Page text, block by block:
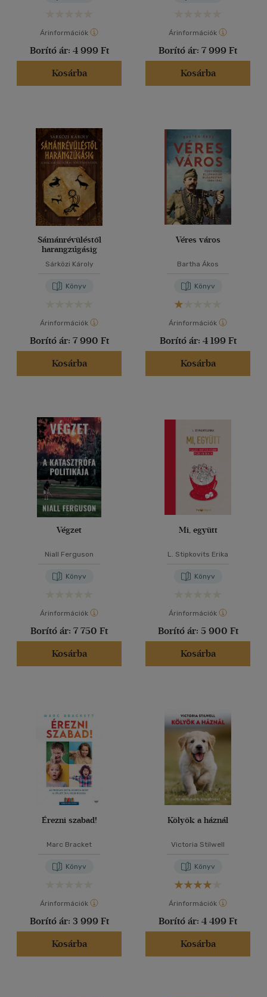
Árinformációk
Borító ár: 4 999 Ft
Kosárba
Árinformációk
Borító ár: 7 999 Ft
Kosárba
Sámánrévüléstől
harangzúgásig
Sárközi Károly
Könyv
Árinformációk
Borító ár: 7 990 Ft
Kosárba
Véres város
Bartha Ákos
Könyv
Árinformációk
Borító ár: 4 199 Ft
Kosárba
Végzet
Niall Ferguson
Könyv
Árinformációk
Borító ár: 7 750 Ft
Kosárba
Mi, együtt
L. Stipkovits Erika
Könyv
Árinformációk
Borító ár: 5 900 Ft
Kosárba
Érezni szabad!
Marc Bracket
Könyv
Árinformációk
Borító ár: 3 999 Ft
Kosárba
Kölyök a háznál
Victoria Stilwell
Könyv
Árinformációk
Borító ár: 4 499 Ft
Kosárba